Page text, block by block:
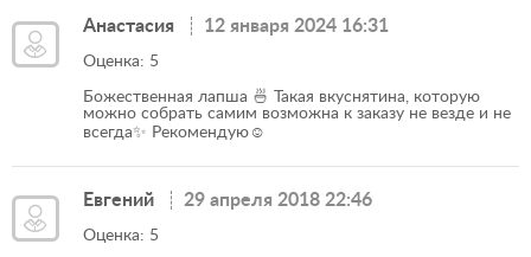
Анастасия 12 января 2024 16:31
Оценка: 5
Божественная лапша 🍜 Такая вкуснятина, которую
можно собрать самим возможна к заказу не везде и не
всегда✨️ Рекомендую☺️
Евгений 29 апреля 2018 22:46
Оценка: 5